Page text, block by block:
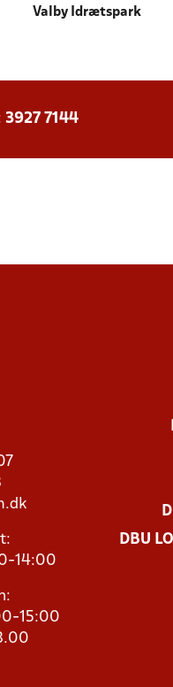
Valby Idrætspark
3927 7144
14:00
15:00
DBU